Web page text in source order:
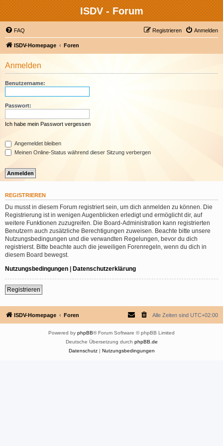
ISDV - Forum
FAQ Anmelden
Registrieren
ISDV-Homepage Foren
Anmelden
Benutzername:
Passwort:
Ich habe mein Passwort vergessen
Angemeldet bleiben
Meinen Online-Status während dieser Sitzung verbergen
REGISTRIEREN
Du musst in diesem Forum registriert sein, um dich anmelden zu können. Die
Registrierung ist in wenigen Augenblicken erledigt und ermöglicht dir, auf
weitere Funktionen zuzugreifen. Die Board-Administration kann registrierten
Benutzern auch zusätzliche Berechtigungen zuweisen. Beachte bitte unsere
Nutzungsbedingungen und die verwandten Regelungen, bevor du dich
registrierst. Bitte beachte auch die jeweiligen Forenregeln, wenn du dich in
diesem Board bewegst.
Nutzungsbedingungen | Datenschutzerklärung
Registrieren
ISDV-Homepage Foren Alle Zeiten sind UTC+02:00
Powered by phpBB® Forum Software © phpBB Limited
Deutsche Übersetzung durch phpBB.de
Datenschutz| Nutzungsbedingungen